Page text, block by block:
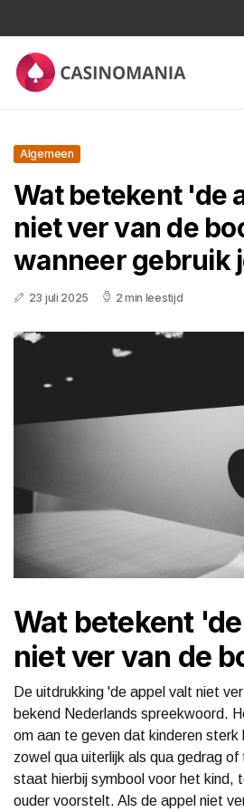
Algemeen
Wat betekent 'de
niet ver van de
wanneer gebruik
23 juli 2025 2 min leestijd
Wat betekent
niet ver van de
De uitdrukking 'de appel valt niet
bekend Nederlands spreekwoord.
om aan te geven dat kinderen sterk
zowel qua uiterlijk als qua gedrag of
staat hierbij symbool voor het kind,
ouder voorstelt. Als de appel niet